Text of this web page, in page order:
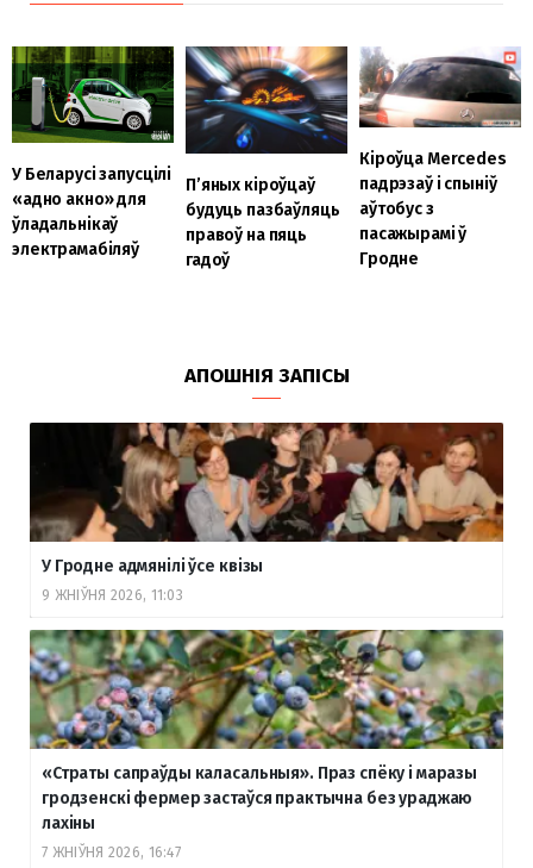
У Беларусі запусцілі
«адно акно» для
ўладальнікаў
электрамабіляў
П’яных кіроўцаў
будуць пазбаўляць
правоў на пяць
гадоў
Кіроўца Mercedes
падрэзаў і спыніў
аўтобус з
пасажырамі ў
Гродне
АПОШНІЯ ЗАПІСЫ
У Гродне адмянілі ўсе квізы
9 ЖНІЎНЯ 2026, 11:03
«Страты сапраўды каласальныя». Праз спёку і маразы
гродзенскі фермер застаўся практычна без ураджаю
лахіны
7 ЖНІЎНЯ 2026, 16:47